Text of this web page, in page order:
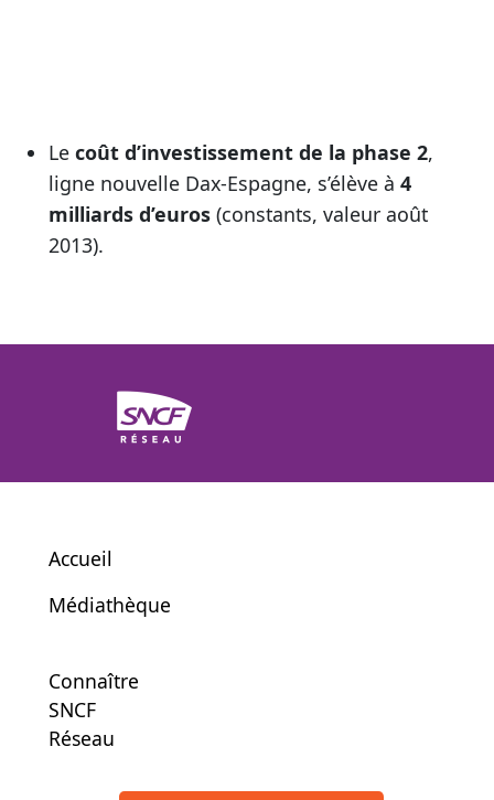
Le coût d’investissement de la phase 2,
ligne nouvelle Dax-Espagne, s’élève à 4
milliards d’euros (constants, valeur août
2013).
Accueil
Médiathèque
Connaître
SNCF
Réseau